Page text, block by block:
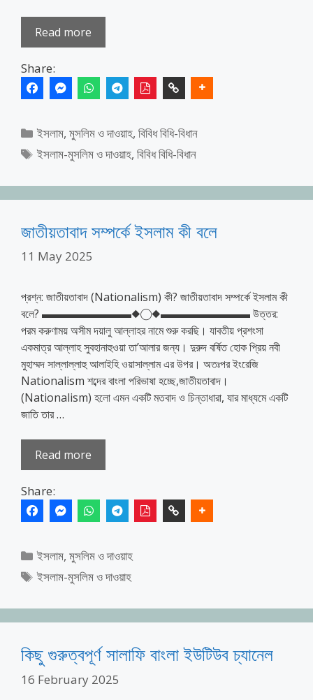
Read more
Share:
Categories
ইসলাম, মুসলিম ও দাওয়াহ,বিবিধ বিধি-বিধান
Tags
ইসলাম-মুসলিম ও দাওয়াহ,বিবিধ বিধি-বিধান
জাতীয়তাবাদ সম্পর্কে ইসলাম কী বলে
11 May 2025
প্রশ্ন: জাতীয়তাবাদ (Nationalism) কী? জাতীয়তাবাদ সম্পর্কে ইসলাম কী
বলে? ▬▬▬▬▬▬▬▬◆◯◆▬▬▬▬▬▬▬▬ উত্তর:
পরম করুণাময় অসীম দয়ালু আল্লাহর নামে শুরু করছি। যাবতীয় প্রশংসা
একমাত্র আল্লাহ সুবহানাহুওয়া তা’আলার জন্য। দুরুদ বর্ষিত হোক প্রিয় নবী
মুহাম্মদ সাল্লাল্লাহু আলাইহি ওয়াসাল্লাম এর উপর। অতঃপর ইংরেজি
Nationalism শব্দের বাংলা পরিভাষা হচ্ছে,জাতীয়তাবাদ।
(Nationalism) হলো এমন একটি মতবাদ ও চিন্তাধারা, যার মাধ্যমে একটি
জাতি তার …
Read more
Share:
Categories
ইসলাম, মুসলিম ও দাওয়াহ
Tags
ইসলাম-মুসলিম ও দাওয়াহ
কিছু গুরুত্বপূর্ণ সালাফি বাংলা ইউটিউব চ্যানেল
16 February 2025